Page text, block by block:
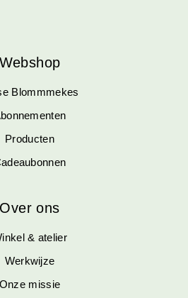
Webshop
Blommmekes
Producten
Over ons
& atelier
Werkwijze
Onze missie